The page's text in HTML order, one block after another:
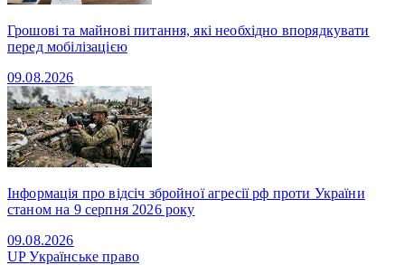
Грошові та майнові питання, які необхідно впорядкувати
перед мобілізацією
09.08.2026
Інформація про відсіч збройної агресії рф проти України
станом на 9 серпня 2026 року
09.08.2026
UPУкраїнське право